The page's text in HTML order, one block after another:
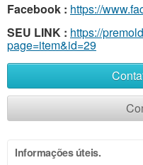
Facebook : https://
SEU LINK : https://
page=item&id=29
Informações úteis.